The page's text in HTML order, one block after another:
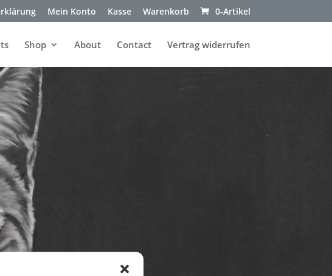
Mein Konto Kasse Warenkorb 0-Artikel
Shop About Contact Vertrag widerrufen